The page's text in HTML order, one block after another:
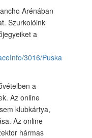
Arénában
Szurkolóink
a
3016/Puska
a
Az online
klubkártya,
Az online
hármas